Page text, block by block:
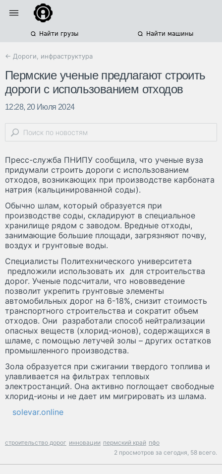
Найти грузы Найти машины
← Дороги, инфраструктура
Пермские ученые предлагают строить
дороги с использованием отходов
12:28, 20 Июля 2024
Пресс-служба ПНИПУ сообщила, что ученые вуза
придумали строить дороги с использованием
отходов, возникающих при производстве карбоната
натрия (кальцинированной соды).
Обычно шлам, который образуется при
производстве соды, складируют в специальное
хранилище рядом с заводом. Вредные отходы,
занимающие большие площади, загрязняют почву,
воздух и грунтовые воды.
Специалисты Политехнического университета
предложили использовать их для строительства
дорог. Ученые подсчитали, что нововведение
позволит укрепить грунтовые элементы
автомобильных дорог на 6-18%, снизит стоимость
транспортного строительства и сократит объем
отходов. Они разработали способ нейтрализации
опасных веществ (хлорид-ионов), содержащихся в
шламе, с помощью летучей золы – других остатков
промышленного производства.
Зола образуется при сжигании твердого топлива и
улавливается на фильтрах тепловых
электростанций. Она активно поглощает свободные
хлорид-ионы и не дает им мигрировать из шлама.
solevar.online
строительство дорог инновации пермский край пфо
2 просмотров за сегодня, 58 всего.